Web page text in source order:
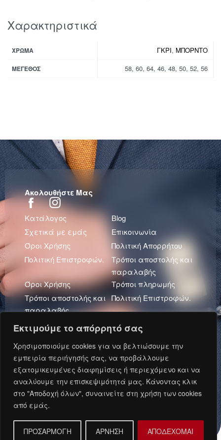
Εκτιμούμε το απόρρητό σας
Χρησιμοποιούμε cookies για να βελτιώσουμε την
εμπειρία περιήγησής σας, να προβάλλουμε
εξατομικευμένες διαφημίσεις ή περιεχόμενο και να
αναλύουμε την επισκεψιμότητά μας. Κάνοντας κλικ
στο "Αποδοχή όλων", συναινείτε στη χρήση των cookies
από εμάς.
ΠΡΟΣΑΡΜΟΓΗ ΑΡΝΗΣΗ ΑΠΟΔΕΧΟΜΑΙ
Χαρακτηριστικά
ΧΡΏΜΑ ΓΚΡΙ, ΜΠΟΡΝΤΟ
ΜΈΓΕΘΟΣ 58, 60, 64, 46, 48, 50, 52, 56
Ακολουθήστε Μας
Κατάλογος
Blog
Σχετικά με εμάς
Επικοινωνία
Όροι Χρήσης
Πολιτική Απορρήτου
Πολιτική Επιστροφών.
Τρόποι αποστολής και
παραλαβής
Όροι Χρήσης
Τρόποι πληρωμής
Τρόποι αποστολής και
παραλαβής
Πολιτική Επιστροφών.
Πολιτική Απορρήτου
Πρόσφατα Άρθρα
Ανάπτυξη και Φιλοξενία: Oxford Metadata © 2026.